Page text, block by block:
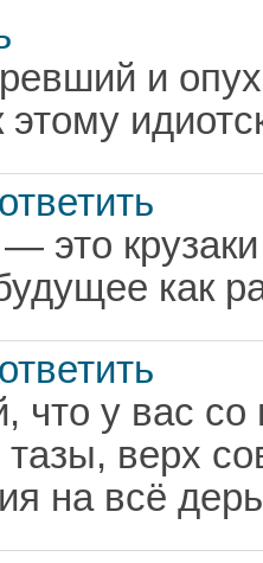
и
этому
ответить
— это
как
ответить
что у вас
верх
на всё